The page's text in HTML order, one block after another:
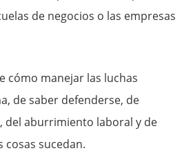
de negocios o las empresas
cómo manejar las luchas
de saber defenderse, de
del aburrimiento laboral y de
cosas sucedan.